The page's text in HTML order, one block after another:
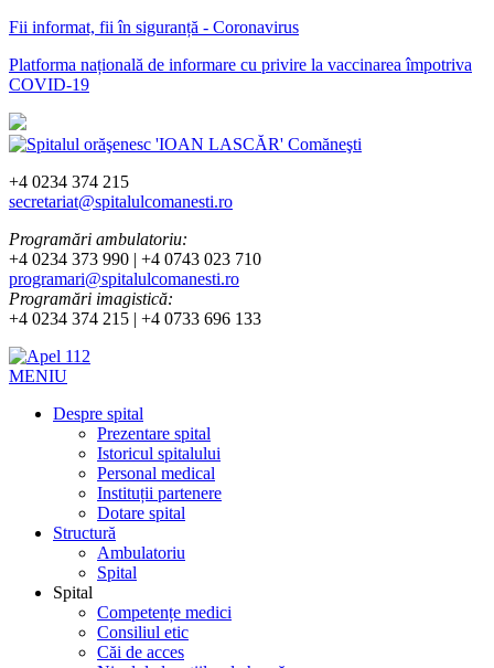
Fii informat, fii în siguranță - Coronavirus
Platforma națională de informare cu privire la vaccinarea împotriva
COVID-19
+4 0234 374 215
secretariat@spitalulcomanesti.ro
Programări ambulatoriu:
+4 0234 373 990 | +4 0743 023 710
programari@spitalulcomanesti.ro
Programări imagistică:
+4 0234 374 215 | +4 0733 696 133
MENIU
Despre spital
Prezentare spital
Istoricul spitalului
Personal medical
Instituții partenere
Dotare spital
Structură
Ambulatoriu
Spital
Spital
Competențe medici
Consiliul etic
Căi de acces